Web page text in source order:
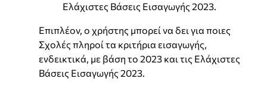
Ελάχιστες Βάσεις Εισαγωγής 2023.
Επιπλέον, ο χρήστης μπορεί να δει για ποιες
Σχολές πληροί τα κριτήρια εισαγωγής,
ενδεικτικά, με βάση το 2023 και τις Ελάχιστες
Βάσεις Εισαγωγής 2023.